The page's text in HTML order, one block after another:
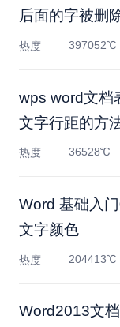
后面的字被删
解决
热度 397052℃
wps word文档
文字行距的方
热度 36528℃
Word 基础入
文字颜色
热度 204413℃
Word2013文